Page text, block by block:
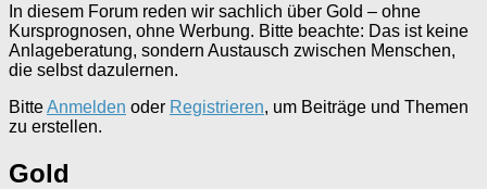
In diesem Forum reden wir sachlich über Gold – ohne
Kursprognosen, ohne Werbung. Bitte beachte: Das ist keine
Anlageberatung, sondern Austausch zwischen Menschen,
die selbst dazulernen.
BitteAnmelden oder Registrieren, um Beiträge und Themen
zu erstellen.
Gold